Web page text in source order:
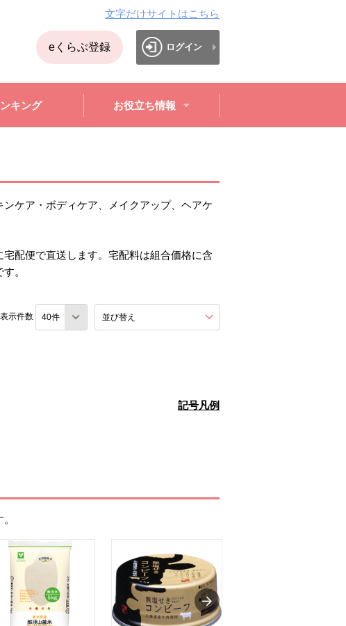
文字だけサイトはこちら
eくらぶ登録 ログイン
キング お役立ち情報
ケア・ボディケア、メイクアップ、ヘアケ
配便で直送します。宅配料は組合価格に含
。
表示件数 並び替え
記号凡例